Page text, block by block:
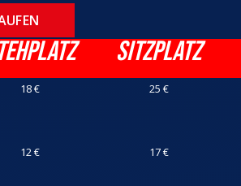
Sitzplatz
18 € 25 €
12 € 17 €